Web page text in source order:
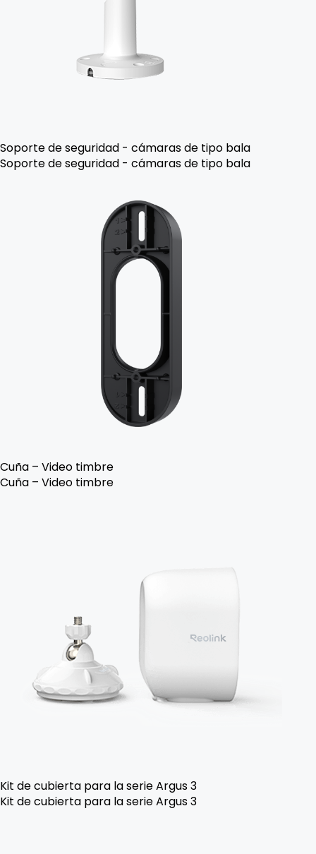
Soporte de seguridad - cámaras de tipo bala
Soporte de seguridad - cámaras de tipo bala
Cuña – Video timbre
Cuña – Video timbre
Kit de cubierta para la serie Argus 3
Kit de cubierta para la serie Argus 3